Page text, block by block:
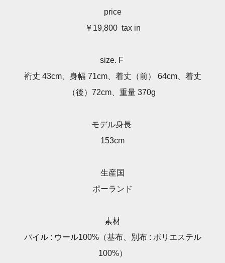
price
￥19,800 tax in
size. F
裄丈 43cm、身幅 71cm、着丈（前） 64cm、着丈
（後）72cm、重量 370g
モデル身長
153cm
生産国
ポーランド
素材
パイル : ウール100%（基布、別布 : ポリエステル
100%）